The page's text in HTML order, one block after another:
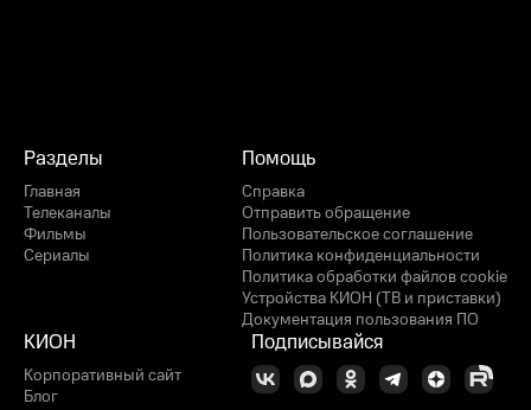
Разделы
Главная
Телеканалы
Фильмы
Сериалы
Помощь
Справка
Отправить обращение
Пользовательское соглашение
Политика конфиденциальности
Политика обработки файлов cookie
Устройства КИОН (ТВ и приставки)
Документация пользования ПО
КИОН
Корпоративный сайт
Блог
Подписывайся